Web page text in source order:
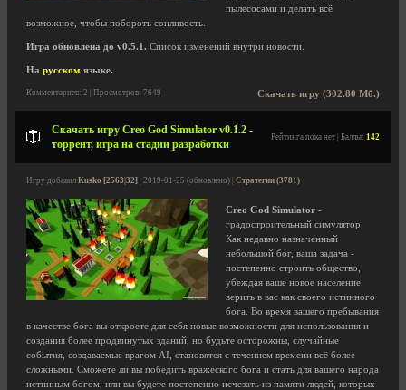
пылесосами и делать всё
возможное, чтобы побороть сонливость.
Игра обновлена до v0.5.1. Список изменений внутри новости.
На русском языке.
Скачать игру (302.80 Мб.)
Комментариев: 2 | Просмотров: 7649
Скачать игру Creo God Simulator v0.1.2 -
торрент, игра на стадии разработки
Рейтинга пока нет | Баллы: 142
Игру добавил Kusko [2563|32] | 2019-01-25 (обновлено) | Стратегии (3781)
Creo God Simulator -
градостроительный симулятор.
Как недавно назначенный
небольшой бог, ваша задача -
постепенно строить общество,
убеждая ваше новое население
верить в вас как своего истинного
бога. Во время вашего пребывания
в качестве бога вы откроете для себя новые возможности для использования и
создания более продвинутых зданий, но будьте осторожны, случайные
события, создаваемые врагом AI, становятся с течением времени всё более
сложными. Сможете ли вы победить вражеского бога и стать для вашего народа
истинным богом, или вы будете постепенно исчезать из памяти людей, которых